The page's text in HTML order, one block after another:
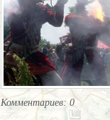
Комментариев: 0